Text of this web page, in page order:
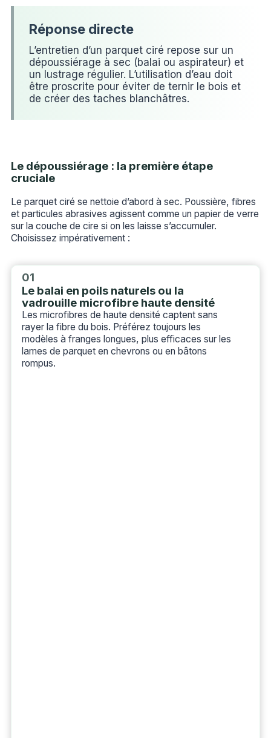
L’entretien d’un parquet ciré repose sur un
dépoussiérage à sec (balai ou aspirateur) et
un lustrage régulier. L’utilisation d’eau doit
être proscrite pour éviter de ternir le bois et
de créer des taches blanchâtres.
Le dépoussiérage : la première étape
cruciale
Le parquet ciré se nettoie d’abord à sec. Poussière, fibres
et particules abrasives agissent comme un papier de verre
sur la couche de cire si on les laisse s’accumuler.
Choisissez impérativement :
01
Le balai en poils naturels ou la
vadrouille microfibre haute densité
Les microfibres de haute densité captent sans
rayer la fibre du bois. Préférez toujours les
modèles à franges longues, plus efficaces sur les
lames de parquet en chevrons ou en bâtons
rompus.